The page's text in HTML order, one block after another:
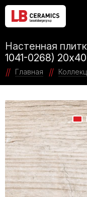
Настенная
1041-0268)
Главная